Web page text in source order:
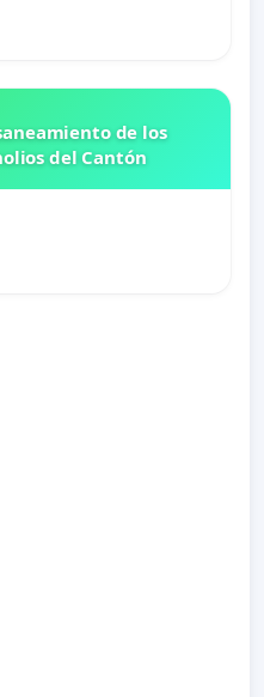
de los
del Cantón